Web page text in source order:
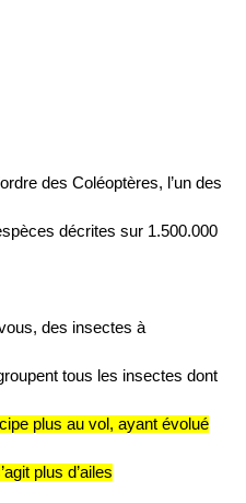
des Coléoptères, l’un des
décrites sur 1.500.000
des insectes à
tous les insectes dont
plus au vol, ayant évolué
plus d’ailes